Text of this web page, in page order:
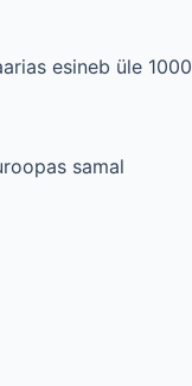
esineb üle 1000
samal